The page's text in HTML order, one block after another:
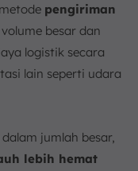
pengiriman
besar dan
logistik secara
lain seperti udara
jumlah besar,
lebih hemat